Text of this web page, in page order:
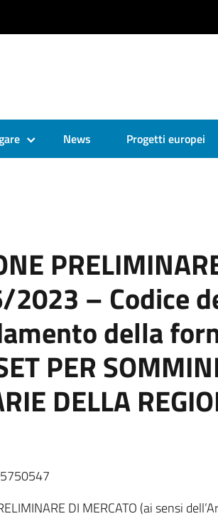
News Progetti europei
2023 – Codice
della
PER
DELLA
DI MERCATO (ai sensi